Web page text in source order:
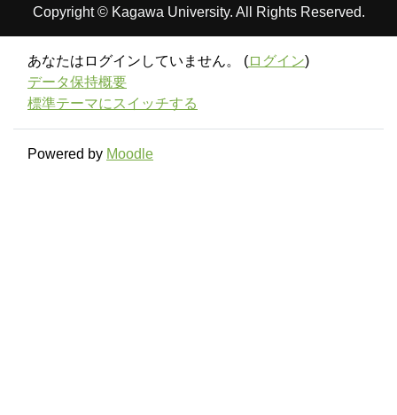
Copyright © Kagawa University. All Rights Reserved.
あなたはログインしていません。 (ログイン)
データ保持概要
標準テーマにスイッチする
Powered by Moodle